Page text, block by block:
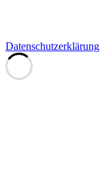
Datenschutzerklärung